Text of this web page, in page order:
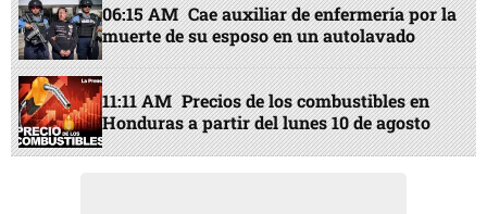
06:15 AM Cae auxiliar de enfermería por la
muerte de su esposo en un autolavado
11:11 AM Precios de los combustibles en
Honduras a partir del lunes 10 de agosto